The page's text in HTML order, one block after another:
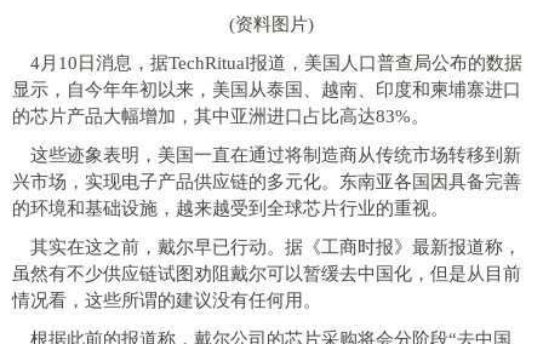
(资料图片)
4月10日消息，据TechRitual报道，美国人口普查局公布的数据
显示，自今年年初以来，美国从泰国、越南、印度和柬埔寨进口
的芯片产品大幅增加，其中亚洲进口占比高达83%。
这些迹象表明，美国一直在通过将制造商从传统市场转移到新
兴市场，实现电子产品供应链的多元化。东南亚各国因具备完善
的环境和基础设施，越来越受到全球芯片行业的重视。
其实在这之前，戴尔早已行动。据《工商时报》最新报道称，
虽然有不少供应链试图劝阻戴尔可以暂缓去中国化，但是从目前
情况看，这些所谓的建议没有任何用。
根据此前的报道称，戴尔公司的芯片采购将会分阶段“去中国